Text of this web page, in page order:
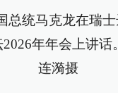
总统马克龙在瑞
年年会上讲话
连漪摄